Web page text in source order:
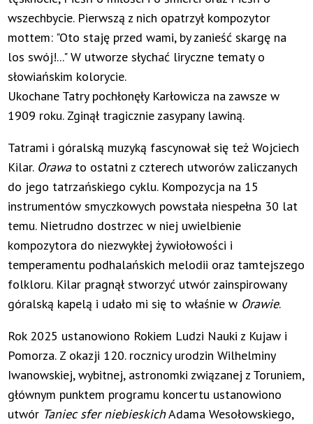
wszechbycie. Pierwszą z nich opatrzył kompozytor
mottem: "Oto staję przed wami, by zanieść skargę na
los swój!..." W utworze słychać liryczne tematy o
słowiańskim kolorycie.
Ukochane Tatry pochłonęły Karłowicza na zawsze w
1909 roku. Zginął tragicznie zasypany lawiną.
Tatrami i góralską muzyką fascynował się też Wojciech
Kilar. Orawa to ostatni z czterech utworów zaliczanych
do jego tatrzańskiego cyklu. Kompozycja na 15
instrumentów smyczkowych powstała niespełna 30 lat
temu. Nietrudno dostrzec w niej uwielbienie
kompozytora do niezwykłej żywiołowości i
temperamentu podhalańskich melodii oraz tamtejszego
folkloru. Kilar pragnął stworzyć utwór zainspirowany
góralską kapelą i udało mi się to właśnie w Orawie.
Rok 2025 ustanowiono Rokiem Ludzi Nauki z Kujaw i
Pomorza. Z okazji 120. rocznicy urodzin Wilhelminy
Iwanowskiej, wybitnej, astronomki związanej z Toruniem,
głównym punktem programu koncertu ustanowiono
utwór Taniec sfer niebieskichAdama Wesołowskiego,